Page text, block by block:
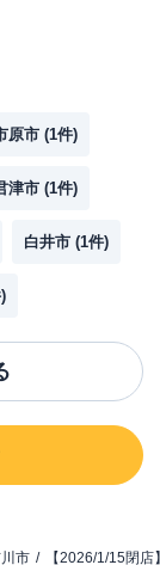
原市 (1件)
津市 (1件)
白井市 (1件)
市 【2026/1/15閉